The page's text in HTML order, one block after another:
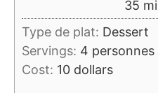
35
Type de plat: Dessert
Servings: 4 personnes
Cost: 10 dollars